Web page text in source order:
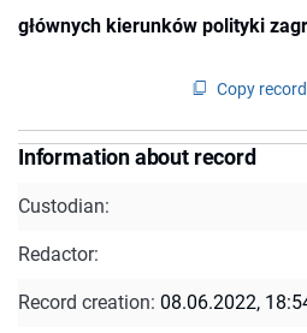
głównych kierunków polityki
Copy
Information about record
Custodian:
Redactor:
Record creation: 08.06.2022,